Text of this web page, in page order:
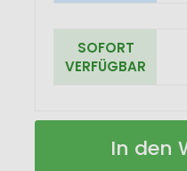
SOFORT
VERFÜGBAR
Multitool
Auf
In den